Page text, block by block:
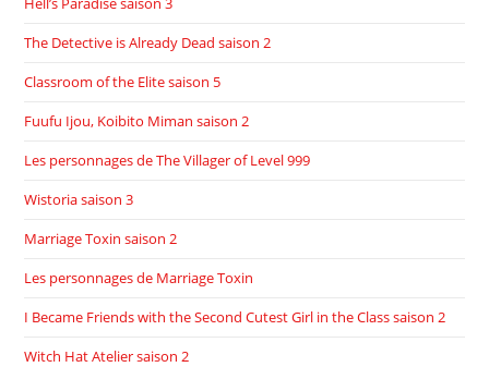
The Detective is Already Dead saison 2
Classroom of the Elite saison 5
Fuufu Ijou, Koibito Miman saison 2
Les personnages de The Villager of Level 999
Wistoria saison 3
Marriage Toxin saison 2
Les personnages de Marriage Toxin
I Became Friends with the Second Cutest Girl in the Class saison 2
Witch Hat Atelier saison 2